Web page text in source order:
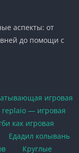
аспекты: от
до помощи с
игровая
replaio — игровая
как игровая
Едадил колывань
Круглые